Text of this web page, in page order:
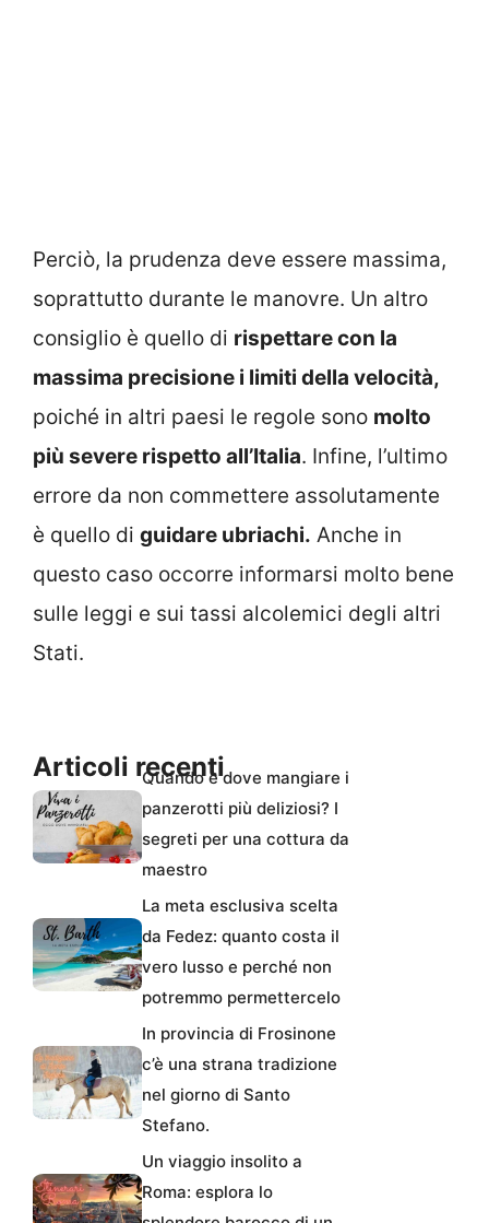
Perciò, la prudenza deve essere massima,
soprattutto durante le manovre. Un altro
consiglio è quello di rispettare con la
massima precisione i limiti della velocità,
poiché in altri paesi le regole sono molto
più severe rispetto all’Italia. Infine, l’ultimo
errore da non commettere assolutamente
è quello di guidare ubriachi. Anche in
questo caso occorre informarsi molto bene
sulle leggi e sui tassi alcolemici degli altri
Stati.
Articoli recentiQuando e dove mangiare i
panzerotti più deliziosi? I
segreti per una cottura da
maestro
La meta esclusiva scelta
da Fedez: quanto costa il
vero lusso e perché non
potremmo permettercelo
In provincia di Frosinone
c’è una strana tradizione
nel giorno di Santo
Stefano.
Un viaggio insolito a
Roma: esplora lo